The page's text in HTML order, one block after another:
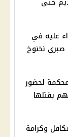
عليه في
نخنوخ
لحضور
بقتلها
وكرامة